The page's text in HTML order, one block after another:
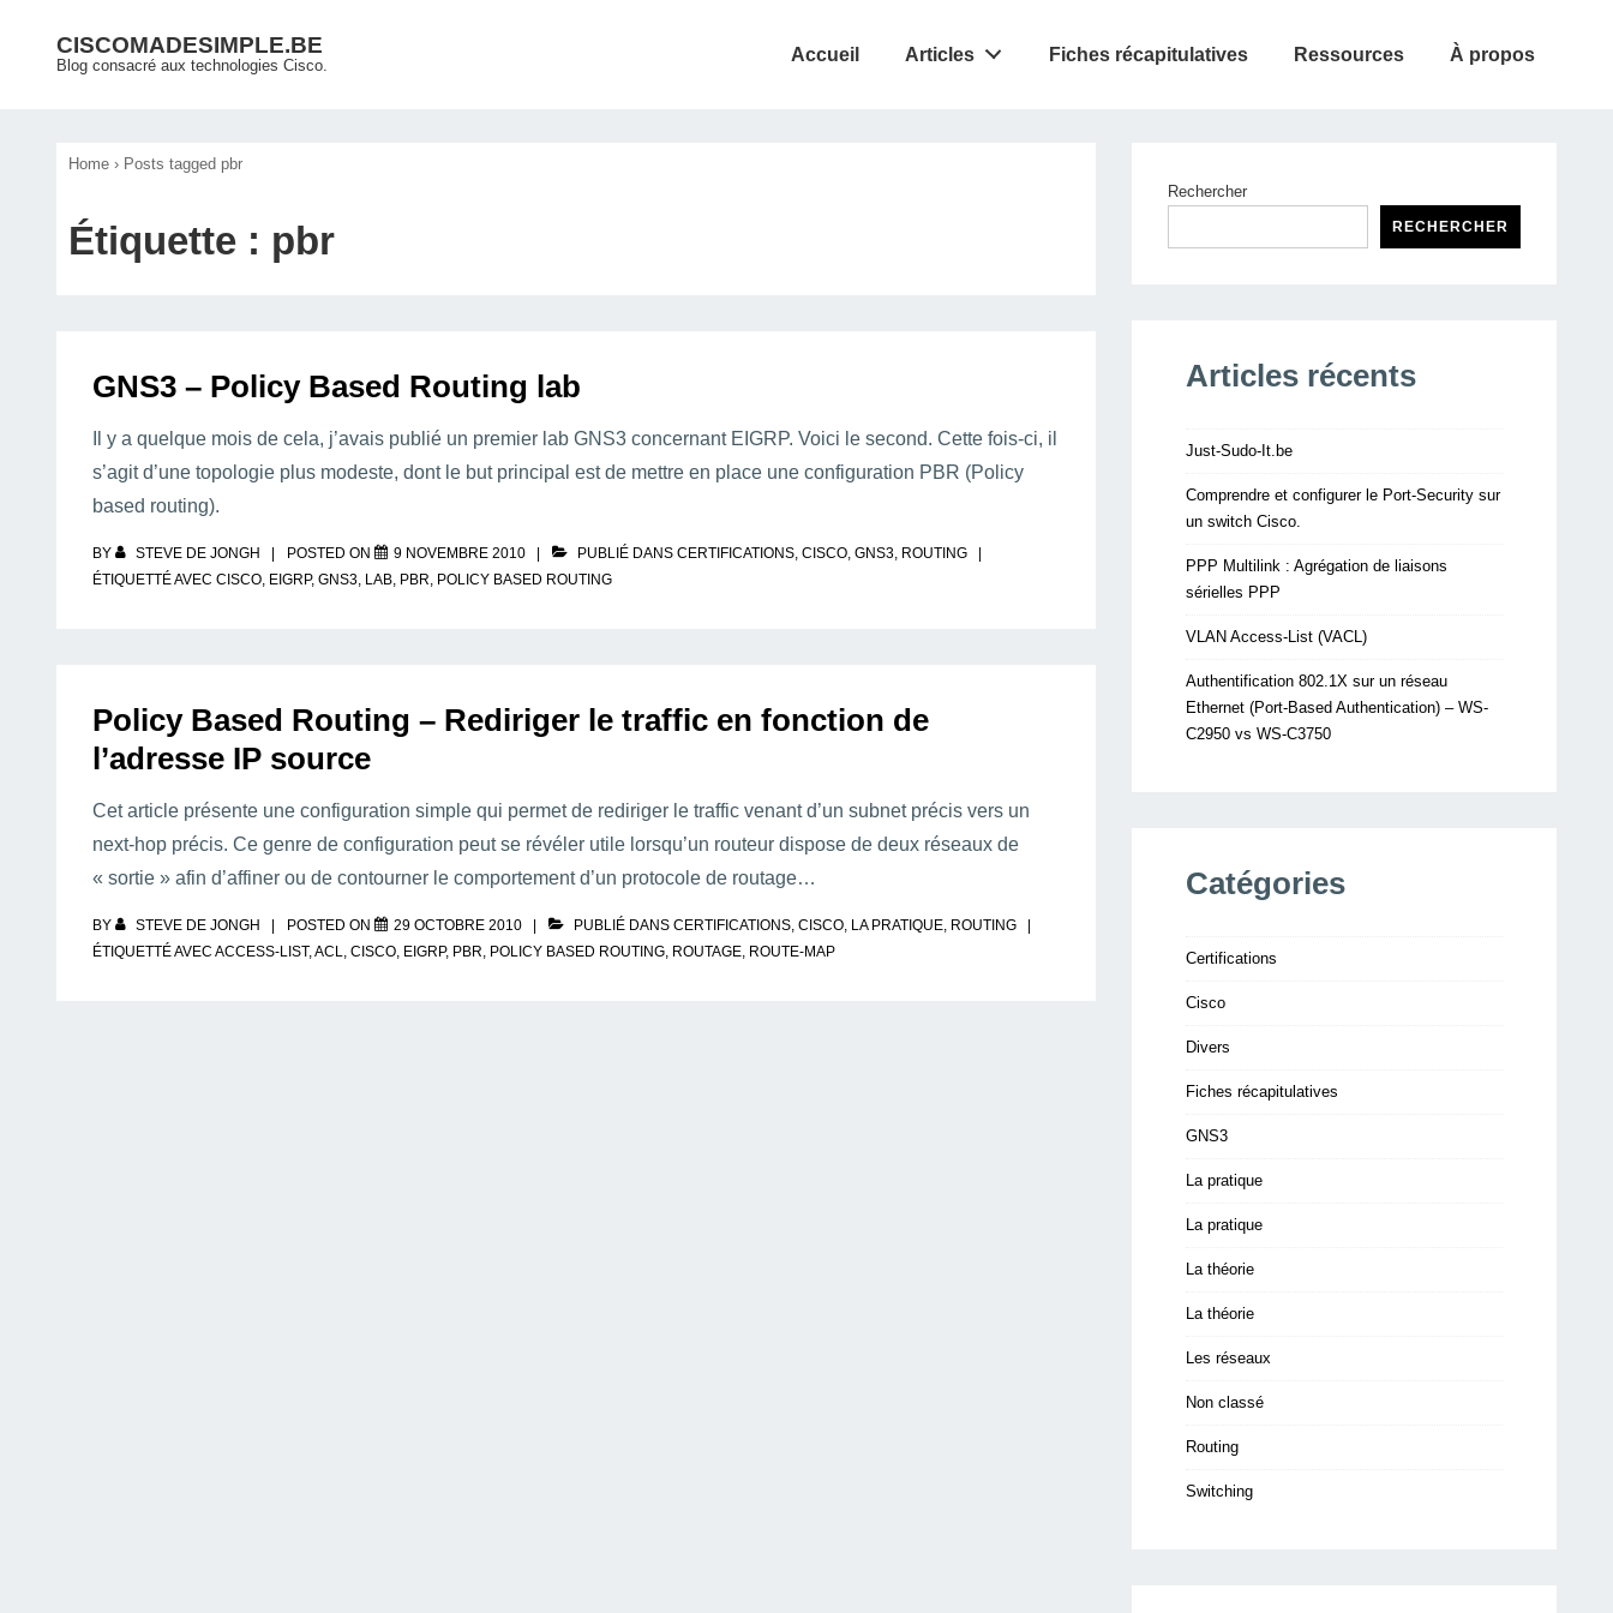
CISCOMADESIMPLE.BE
Blog consacré aux technologies Cisco.
Accueil Articles Fiches récapitulatives Ressources À propos
Home › Posts tagged pbr
Étiquette : pbr
GNS3 – Policy Based Routing lab
Il y a quelque mois de cela, j’avais publié un premier lab GNS3 concernant EIGRP. Voici le second. Cette fois-ci, il
s’agit d’une topologie plus modeste, dont le but principal est de mettre en place une configuration PBR (Policy
based routing).
BY STEVE DE JONGH POSTED ON 9 NOVEMBRE 2010 PUBLIÉ DANS CERTIFICATIONS, CISCO, GNS3, ROUTING
ÉTIQUETTÉ AVEC CISCO, EIGRP, GNS3, LAB, PBR, POLICY BASED ROUTING
Policy Based Routing – Rediriger le traffic en fonction de
l’adresse IP source
Cet article présente une configuration simple qui permet de rediriger le traffic venant d’un subnet précis vers un
next-hop précis. Ce genre de configuration peut se révéler utile lorsqu’un routeur dispose de deux réseaux de
« sortie » afin d’affiner ou de contourner le comportement d’un protocole de routage…
BY STEVE DE JONGH POSTED ON 29 OCTOBRE 2010 PUBLIÉ DANS CERTIFICATIONS, CISCO, LA PRATIQUE, ROUTING
ÉTIQUETTÉ AVEC ACCESS-LIST,ACL, CISCO, EIGRP, PBR, POLICY BASED ROUTING, ROUTAGE, ROUTE-MAP
Rechercher
RECHERCHER
Articles récents
Just-Sudo-It.be
Comprendre et configurer le Port-Security sur
un switch Cisco.
PPP Multilink : Agrégation de liaisons
sérielles PPP
VLAN Access-List (VACL)
Authentification 802.1X sur un réseau
Ethernet (Port-Based Authentication) – WS-
C2950 vs WS-C3750
Catégories
Certifications
Cisco
Divers
Fiches récapitulatives
GNS3
La pratique
La pratique
La théorie
La théorie
Les réseaux
Non classé
Routing
Switching